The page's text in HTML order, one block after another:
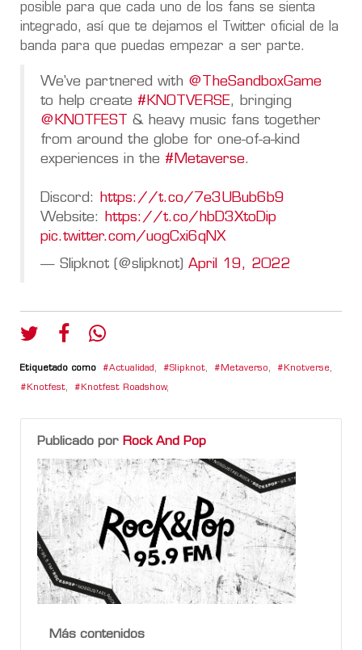
posible para que cada uno de los fans se sienta
integrado, así que te dejamos el Twitter oficial de la
banda para que puedas empezar a ser parte.
We've partnered with @TheSandboxGame
to help create #KNOTVERSE, bringing
@KNOTFEST
& heavy music fans together
from around the globe for one-of-a-kind
experiences in the #Metaverse.
Discord:
https://t.co/7e3UBub6b9
Website:
https://t.co/hbD3XtoDip
pic.twitter.com/uogCxi6qNX
— Slipknot (@slipknot) April 19, 2022
Etiquetado como Actualidad , Slipknot, Metaverso, Knotverse,
Knotfest, Knotfest Roadshow,
Publicado por Rock And Pop
Más contenidos